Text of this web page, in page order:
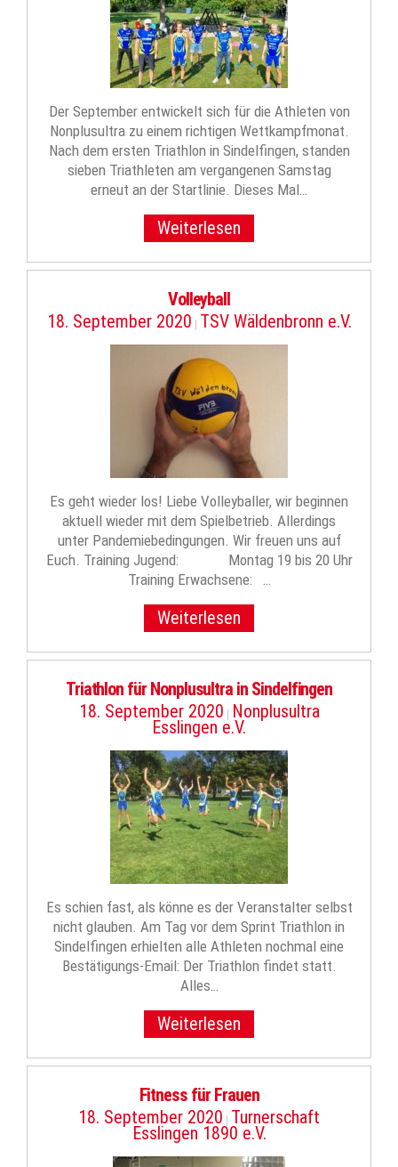
Der September entwickelt sich für die Athleten von
Nonplusultra zu einem richtigen Wettkampfmonat.
Nach dem ersten Triathlon in Sindelfingen, standen
sieben Triathleten am vergangenen Samstag
erneut an der Startlinie. Dieses Mal…
Weiterlesen
Volleyball
18. September 2020 | TSV Wäldenbronn e.V.
Es geht wieder los! Liebe Volleyballer, wir beginnen
aktuell wieder mit dem Spielbetrieb. Allerdings
unter Pandemiebedingungen. Wir freuen uns auf
Euch. Training Jugend: Montag 19 bis 20 Uhr
Training Erwachsene: …
Weiterlesen
Triathlon für Nonplusultra in Sindelfingen
18. September 2020 | Nonplusultra
Esslingen e.V.
Es schien fast, als könne es der Veranstalter selbst
nicht glauben. Am Tag vor dem Sprint Triathlon in
Sindelfingen erhielten alle Athleten nochmal eine
Bestätigungs-Email: Der Triathlon findet statt.
Alles…
Weiterlesen
Fitness für Frauen
18. September 2020 | Turnerschaft
Esslingen 1890 e.V.